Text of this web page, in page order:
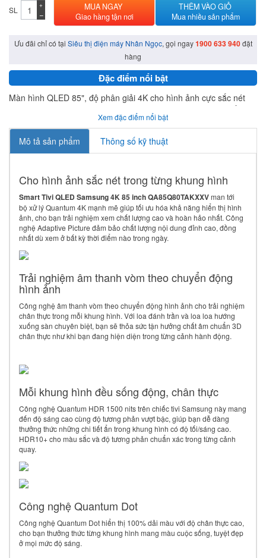
SL −
+
MUA NGAY
Giao hàng tận nơi
THÊM VÀO GIỎ
Mua nhiều sản phẩm
Ưu đãi chỉ có tại Siêu thị điện máy Nhân Ngọc, gọi ngay1900 633 940đặt
hàng
Đặc điểm nổi bật
Màn hình QLED 85", độ phân giải 4K cho hình ảnh cực sắc nét
Công nghệ Quantum HDR 1500 nits tái hiện tỉ mỉ từng chi tiết
Bộ xử lý Quantum 4K Pro nâng cao chất lượng hình ảnh tối ưu
Thiết kế Q Stylish không viền 4 cạnh mang lại sự sang trọng
Direct Full Array 48, Wideview cho trải nghiệm xem hoàn hảo
Âm thanh OTS, AVA, 60W, 2.2 CH sống động và nổi bật
Xem đặc điểm nổi bật
Mô tả sản phẩm Thông số kỹ thuật
Cho hình ảnh sắc nét trong từng khung hình
Smart Tivi QLED Samsung 4K 85 inch QA85Q80TAKXXVman tới
bộ xử lý Quantum 4K mạnh mẽ giúp tối ưu hóa khả năng hiển thị hình
ảnh, cho bạn trải nghiệm xem chất lượng cao và hoàn hảo nhất. Công
nghệ Adaptive Picture đảm bảo chất lượng nội dung đỉnh cao, đồng
nhất dù xem ở bất kỳ thời điểm nào trong ngày.
Trải nghiệm âm thanh vòm theo chuyển động
hình ảnh
Công nghệ âm thanh vòm theo chuyển động hình ảnh cho trải nghiệm
chân thực trong mỗi khung hình. Với loa đánh trần và loa loa hướng
xuống sàn chuyên biệt, bạn sẽ thỏa sức tận hưởng chất âm chuẩn 3D
chân thực như khi bạn đang hiện diện trong từng cảnh hành động.
Mỗi khung hình đều sống động, chân thực
Công nghệ Quantum HDR 1500 nits trên chiếc tivi Samsung này mang
đến độ sáng cao cùng độ tương phản vượt bậc, giúp bạn dễ dàng
thưởng thức những chi tiết ẩn trong khung hình có độ tối/sáng cao.
HDR10+ cho màu sắc và độ tương phản chuẩn xác trong từng cảnh
quay.
Công nghệ Quantum Dot
Công nghệ Quantum Dot hiển thị 100% dải màu với độ chân thực cao,
cho bạn thưởng thức từng khung hình mang màu cuộc sống, tuyệt đẹp
ở mọi mức độ sáng.